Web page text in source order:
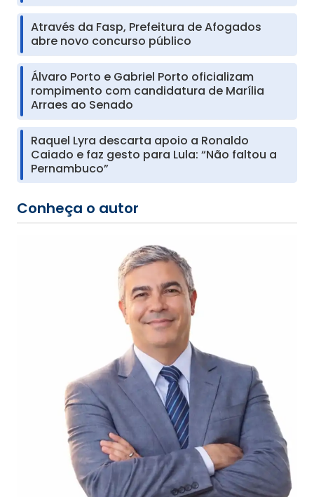
Através da Fasp, Prefeitura de Afogados
abre novo concurso público
Álvaro Porto e Gabriel Porto oficializam
rompimento com candidatura de Marília
Arraes ao Senado
Raquel Lyra descarta apoio a Ronaldo
Caiado e faz gesto para Lula: “Não faltou a
Pernambuco”
Conheça o autor